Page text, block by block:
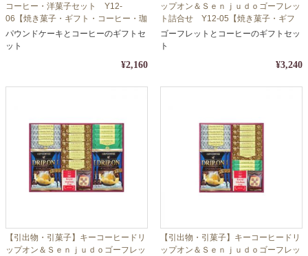
コーヒー・洋菓子セット Y12-
06【焼き菓子・ギフト・コーヒー・珈
琲】【包装・熨斗対応】
パウンドケーキとコーヒーのギフトセ
ット
¥2,160
ップオン＆Ｓｅｎｊｕｄｏゴーフレッ
ト詰合せ Y12-05【焼き菓子・ギフ
ト・コーヒー・珈琲】【包装・熨斗対
応】
ゴーフレットとコーヒーのギフトセッ
ト
¥3,240
【引出物・引菓子】キーコーヒードリ
ップオン＆Ｓｅｎｊｕｄｏゴーフレッ
【引出物・引菓子】キーコーヒードリ
ップオン＆Ｓｅｎｊｕｄｏゴーフレッ